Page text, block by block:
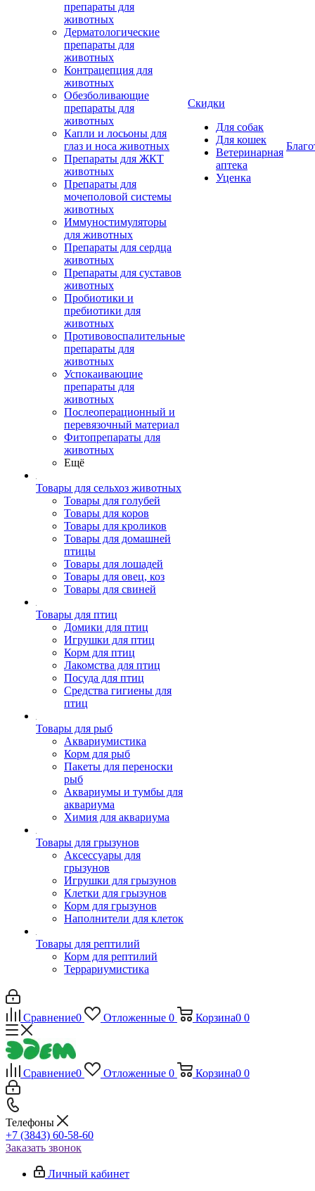
препараты для
животных
Дерматологические
препараты для
животных
Контрацепция для
животных
Обезболивающие
препараты для
животных
Капли и лосьоны для
глаз и носа животных
Препараты для ЖКТ
животных
Препараты для
мочеполовой системы
животных
Иммуностимуляторы
для животных
Препараты для сердца
животных
Препараты для суставов
животных
Пробиотики и
пребиотики для
животных
Противовоспалительные
препараты для
животных
Успокаивающие
препараты для
животных
Послеоперационный и
перевязочный материал
Фитопрепараты для
животных
Ещё
Товары для сельхоз животных
Товары для голубей
Товары для коров
Товары для кроликов
Товары для домашней
птицы
Товары для лошадей
Товары для овец, коз
Товары для свиней
Товары для птиц
Домики для птиц
Игрушки для птиц
Корм для птиц
Лакомства для птиц
Посуда для птиц
Средства гигиены для
птиц
Товары для рыб
Аквариумистика
Корм для рыб
Пакеты для переноски
рыб
Аквариумы и тумбы для
аквариума
Химия для аквариума
Товары для грызунов
Аксессуары для
грызунов
Игрушки для грызунов
Клетки для грызунов
Корм для грызунов
Наполнители для клеток
Товары для рептилий
Корм для рептилий
Террариумистика
Скидки
Для собак
Для кошек
Ветеринарная
аптека
Уценка
Сравнение0 Отложенные 0 Корзина0 0
Сравнение0 Отложенные 0 Корзина0 0
Телефоны
+7 (3843) 60-58-60
Заказать звонок
Личный кабинет